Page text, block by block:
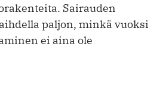
Sairauden
paljon, minkä vuoksi
ei aina ole